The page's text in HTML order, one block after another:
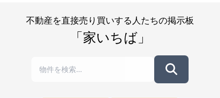
不動産を直接売り買いする人たちの掲示板
「家いちば」